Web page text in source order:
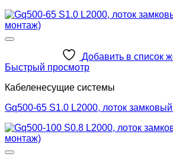
Добавить в список
Быстрый просмотр
Кабеленесущие системы
Gq500-65 S1.0 L2000, лоток